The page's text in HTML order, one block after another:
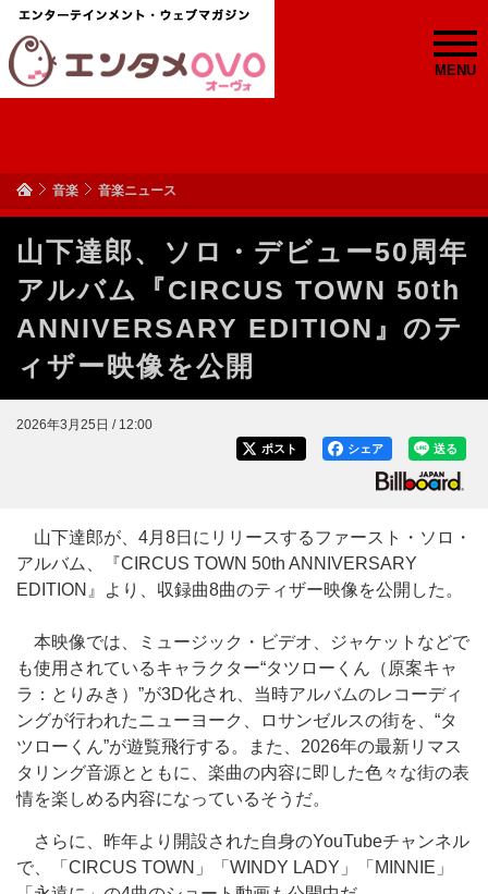
MENU
音楽 音楽ニュース
山下達郎、ソロ・デビュー50周年
アルバム『CIRCUS TOWN 50th
ANNIVERSARY EDITION』のテ
ィザー映像を公開
2026年3月25日 / 12:00
送る
シェア
ポスト
山下達郎が、4月8日にリリースするファースト・ソロ・
アルバム、『CIRCUS TOWN 50th ANNIVERSARY
EDITION』より、収録曲8曲のティザー映像を公開した。
本映像では、ミュージック・ビデオ、ジャケットなどで
も使用されているキャラクター“タツローくん（原案キャ
ラ：とりみき）”が3D化され、当時アルバムのレコーディ
ングが行われたニューヨーク、ロサンゼルスの街を、“タ
ツローくん”が遊覧飛行する。また、2026年の最新リマス
タリング音源とともに、楽曲の内容に即した色々な街の表
情を楽しめる内容になっているそうだ。
さらに、昨年より開設された自身のYouTubeチャンネル
で、「CIRCUS TOWN」「WINDY LADY」「MINNIE」